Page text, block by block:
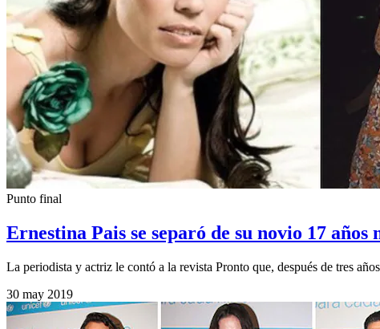
Punto final
Ernestina Pais se separó de su novio 17
La periodista y actriz le contó a la revista Pronto que, después de tres
30 may 2019